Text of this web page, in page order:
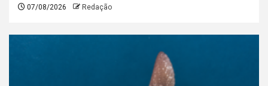
07/08/2026 Redação